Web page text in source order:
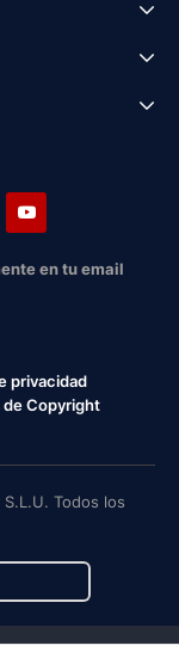
en tu email
privacidad
Copyright
Todos los